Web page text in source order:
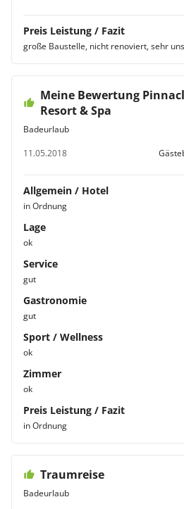
Preis Leistung / Fazit
große Baustelle, nicht renoviert, sehr
Meine Bewertung
Resort & Spa
Badeurlaub
11.05.2018
Allgemein / Hotel
in Ordnung
Lage
ok
Service
gut
Gastronomie
gut
Sport / Wellness
ok
Zimmer
ok
Preis Leistung / Fazit
in Ordnung
Traumreise
Badeurlaub